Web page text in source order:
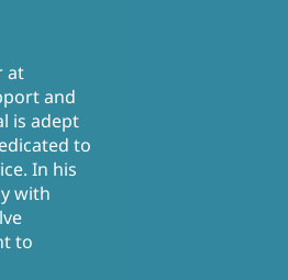
at
and
is adept
to
In his
with
to